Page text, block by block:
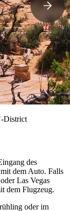
District
des
dem Auto. Falls
Las Vegas
dem Flugzeug.
oder im